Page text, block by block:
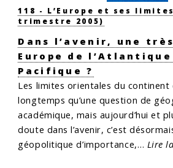
118 - L’Europe et ses limites
trimestre 2005)
Dans l’avenir, une
Europe de l’Atlantique
Pacifique ?
Les limites orientales du continent
longtemps qu’une question de
académique, mais aujourd’hui et
doute dans l’avenir, c’est
géopolitique d’importance,… Lire